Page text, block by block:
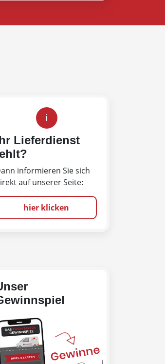
i
Lieferdienst
informieren Sie sich
auf unserer Seite:
hier klicken